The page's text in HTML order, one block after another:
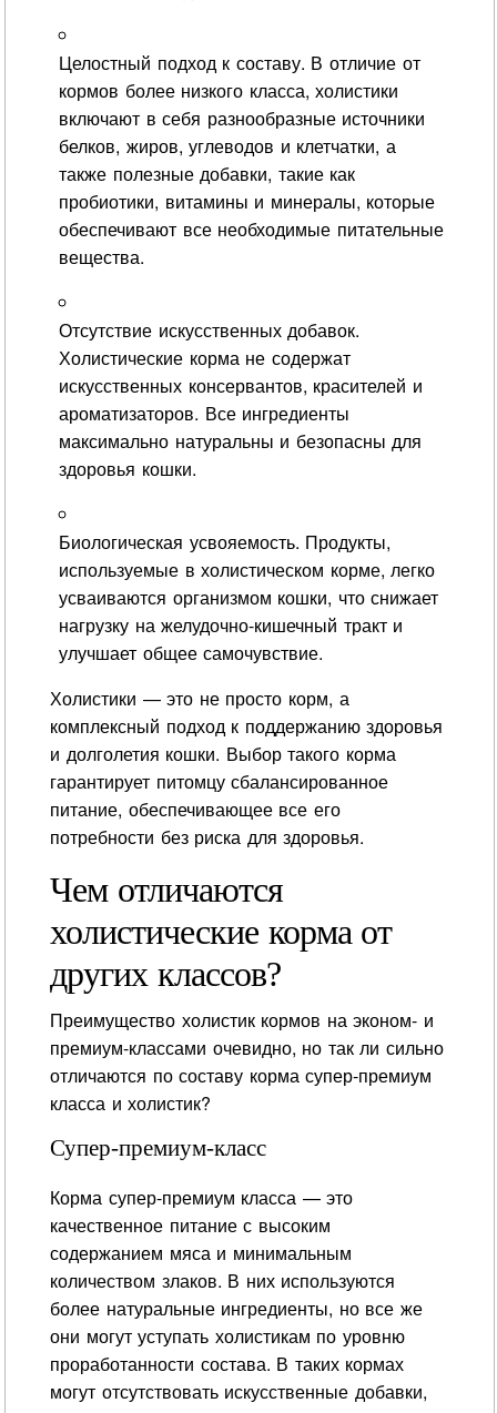
Целостный подход к составу. В отличие от
кормов более низкого класса, холистики
включают в себя разнообразные источники
белков, жиров, углеводов и клетчатки, а
также полезные добавки, такие как
пробиотики, витамины и минералы, которые
обеспечивают все необходимые питательные
вещества.
Отсутствие искусственных добавок.
Холистические корма не содержат
искусственных консервантов, красителей и
ароматизаторов. Все ингредиенты
максимально натуральны и безопасны для
здоровья кошки.
Биологическая усвояемость. Продукты,
используемые в холистическом корме, легко
усваиваются организмом кошки, что снижает
нагрузку на желудочно-кишечный тракт и
улучшает общее самочувствие.
Холистики — это не просто корм, а
комплексный подход к поддержанию здоровья
и долголетия кошки. Выбор такого корма
гарантирует питомцу сбалансированное
питание, обеспечивающее все его
потребности без риска для здоровья.
Чем отличаются
холистические корма от
других классов?
Преимущество холистик кормов на эконом- и
премиум-классами очевидно, но так ли сильно
отличаются по составу корма супер-премиум
класса и холистик?
Супер-премиум-класс
Корма супер-премиум класса — это
качественное питание с высоким
содержанием мяса и минимальным
количеством злаков. В них используются
более натуральные ингредиенты, но все же
они могут уступать холистикам по уровню
проработанности состава. В таких кормах
могут отсутствовать искусственные добавки,